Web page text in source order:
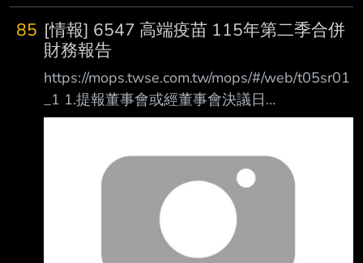
85 [情報] 6547 高端疫苗 115年第二季合併
財務報告
https://mops.twse.com.tw/mops/#/web/t05sr01
_1 1.提報董事會或經董事會決議日
期:115/08/07 2.審計委員會通過日期:115/08/07
(XXX/XX/XX~XXX/XX/XX):115/01/01~115/06/
30 4.1月1日累計至本期止營業收入(仟
元):220,979 5.1月1日累計至本期止營業毛利(毛
損) (仟元):172,985 6.1月1日累計至本期止營業